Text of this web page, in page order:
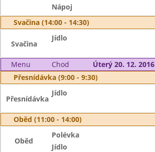
Nápoj
Svačina (14:00 - 14:30)
Svačina
Jídlo
Menu Chod
Úterý 20. 12. 2016
Přesnídávka (9:00 - 9:30)
Přesnídávka
Jídlo
Oběd (11:00 - 14:00)
Oběd
Polévka
Jídlo